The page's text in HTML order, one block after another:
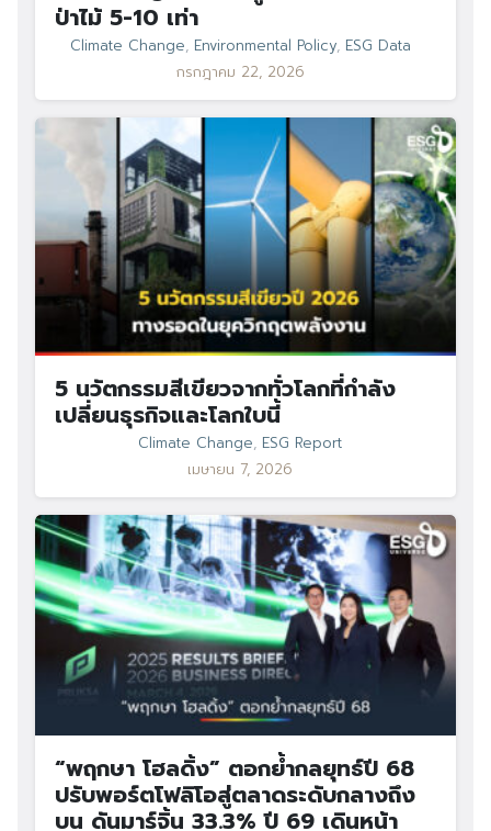
Search
for: Search
ป่าไม้ 5-10 เท่า
Climate Change, Environmental Policy, ESG Data
กรกฎาคม 22, 2026
5 นวัตกรรมสีเขียวจากทั่วโลกที่กำลัง
เปลี่ยนธุรกิจและโลกใบนี้
Climate Change, ESG Report
เมษายน 7, 2026
“พฤกษา โฮลดิ้ง” ตอกย้ำกลยุทธ์ปี 68
ปรับพอร์ตโฟลิโอสู่ตลาดระดับกลางถึง
บน ดันมาร์จิ้น 33.3% ปี 69 เดินหน้า